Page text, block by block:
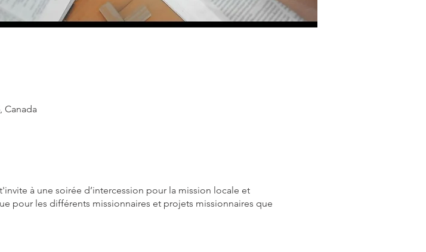
Canada
à une soirée d’intercession pour la mission locale et
pour les différents missionnaires et projets missionnaires que